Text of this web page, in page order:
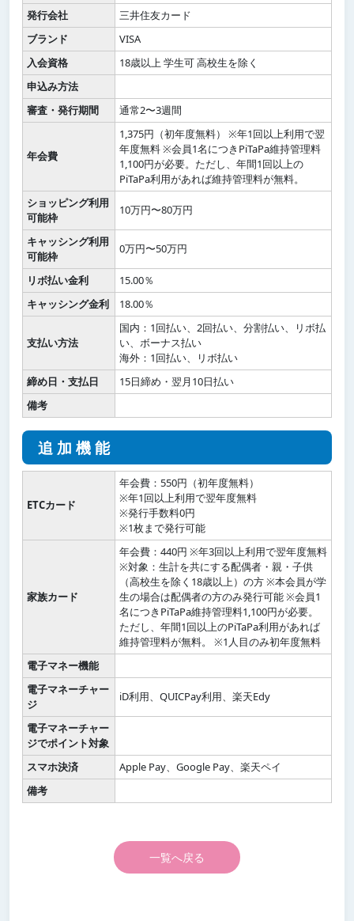
発行会社
三井住友カード
ブランド
VISA
入会資格
18歳以上 学生可 高校生を除く
申込み方法
審査・発行期間
通常2〜3週間
年会費
1,375円（初年度無料） ※年1回以上利用で翌
年度無料 ※会員1名につきPiTaPa維持管理料
1,100円が必要。ただし、年間1回以上の
PiTaPa利用があれば維持管理料が無料。
ショッピング利用
可能枠
10万円〜80万円
キャッシング利用
可能枠
0万円〜50万円
リボ払い金利
15.00％
キャッシング金利
18.00％
支払い方法
国内：1回払い、2回払い、分割払い、リボ払
い、ボーナス払い
海外：1回払い、リボ払い
締め日・支払日
15日締め・翌月10日払い
備考
追加機能
ETCカード
年会費：550円（初年度無料）
※年1回以上利用で翌年度無料
※発行手数料0円
※1枚まで発行可能
家族カード
年会費：440円 ※年3回以上利用で翌年度無料
※対象：生計を共にする配偶者・親・子供
（高校生を除く18歳以上）の方 ※本会員が学
生の場合は配偶者の方のみ発行可能 ※会員1
名につきPiTaPa維持管理料1,100円が必要。
ただし、年間1回以上のPiTaPa利用があれば
維持管理料が無料。 ※1人目のみ初年度無料
電子マネー機能
電子マネーチャー
ジ
iD利用、QUICPay利用、楽天Edy
電子マネーチャー
ジでポイント対象
スマホ決済
Apple Pay、Google Pay、楽天ペイ
備考
一覧へ戻る